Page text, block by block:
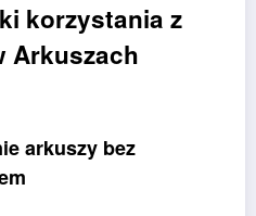
korzystania z
Arkuszach
arkuszy bez